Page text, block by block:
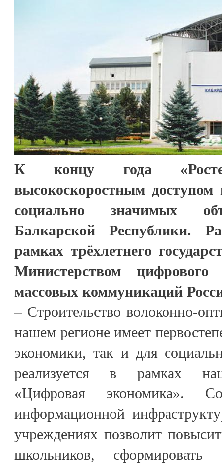
К концу года
высокоскоростным доступом
социально значимых
Балкарской Республики.
рамках трёхлетнего
Министерством
массовых коммуникаций
– Строительство волоконно-
нашем регионе имеет
экономики, так и для
реализуется в рамках
«Цифровая экономика».
информационной
учреждениях позволит
школьников, сформировать